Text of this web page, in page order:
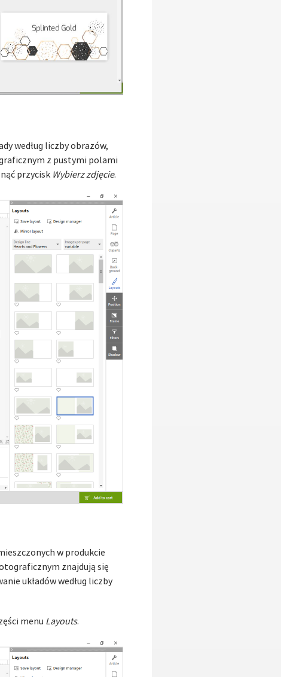
według liczby obrazów,
z pustymi polami
przycisk Wybierz zdjęcie.
w produkcie
znajdują się
układów według liczby
menu Layouts.